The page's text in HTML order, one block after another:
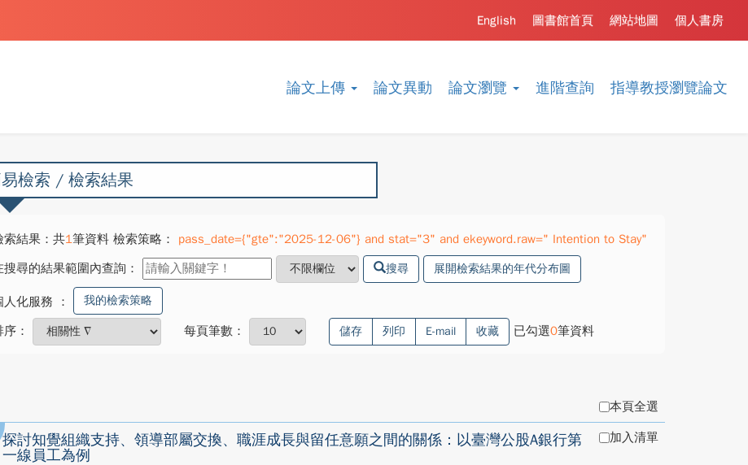
論文上傳 論文異動 論文瀏覽 進階查詢 指導教授瀏覽論文
個人書房
網站地圖
圖書館首頁
English
檢索 / 檢索結果
索結果：共1筆資料 檢索策略：
pass_date={"gte":"2025-12-06"} and stat="3" and ekeyword.raw=" Intention to Stay"
搜尋的結果範圍內查詢：
搜尋 展開檢索結果的年代分布圖
人化服務 ： 我的檢索策略
序： 每頁筆數： 儲存 列印 E-mail 收藏 已勾選0筆資料
本頁全選
探討知覺組織支持、領導部屬交換、職涯成長與留任意願之間的關係：以臺灣公股A銀行第
一線員工為例
加入清單